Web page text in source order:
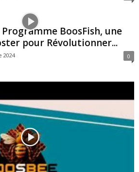
BoosFish, une
pour Révolutionner...
2024 0